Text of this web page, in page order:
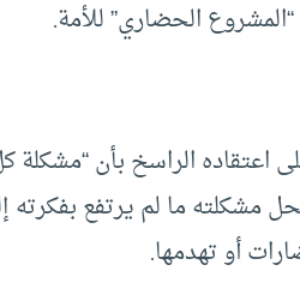
الحضاري” للأمة.
اعتقاده الراسخ بأن
ما لم يرتفع بفكرته
أو تهدمها.